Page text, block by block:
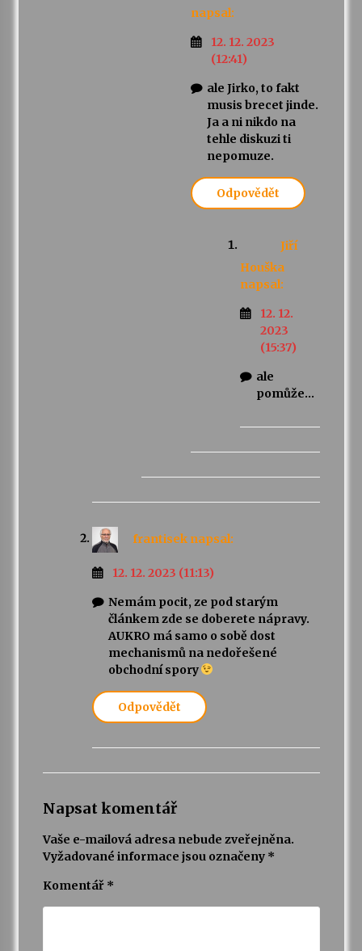
napsal:
12. 12. 2023
(12:41)
ale Jirko, to fakt
musis brecet jinde.
Ja a ni nikdo na
tehle diskuzi ti
nepomuze.
Odpovědět
Jiří
Houška
napsal:
12. 12.
2023
(15:37)
ale
pomůže…
frantisek napsal:
12. 12. 2023 (11:13)
Nemám pocit, ze pod starým
článkem zde se doberete nápravy.
AUKRO má samo o sobě dost
mechanismů na nedořešené
obchodní spory
Odpovědět
Napsat komentář
Vaše e-mailová adresa nebude zveřejněna.
Vyžadované informace jsou označeny *
Komentář *